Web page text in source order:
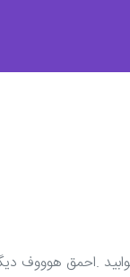
.احمق هوووف